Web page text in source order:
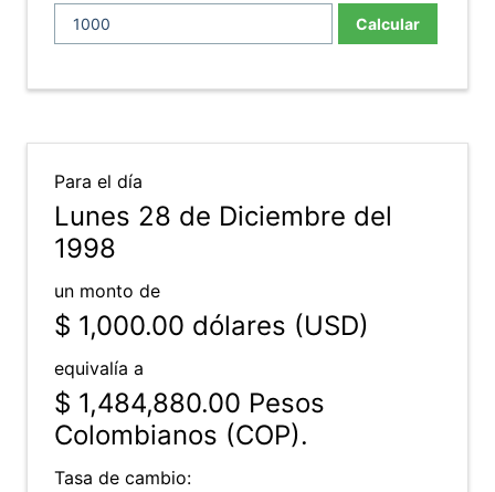
Calcular
Para el día
Lunes 28 de Diciembre del
1998
un monto de
$ 1,000.00 dólares (USD)
equivalía a
$ 1,484,880.00 Pesos
Colombianos (COP).
Tasa de cambio: